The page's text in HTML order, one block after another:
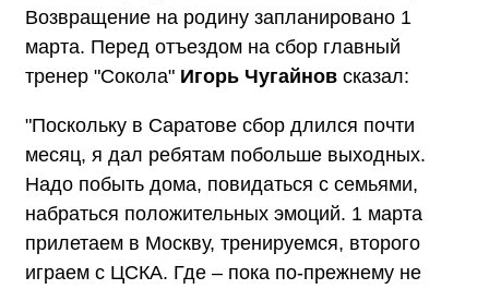
Возвращение на родину запланировано 1
марта. Перед отъездом на сбор главный
тренер "Сокола" Игорь Чугайнов сказал:
"Поскольку в Саратове сбор длился почти
месяц, я дал ребятам побольше выходных.
Надо побыть дома, повидаться с семьями,
набраться положительных эмоций. 1 марта
прилетаем в Москву, тренируемся, второго
играем с ЦСКА. Где – пока по-прежнему не